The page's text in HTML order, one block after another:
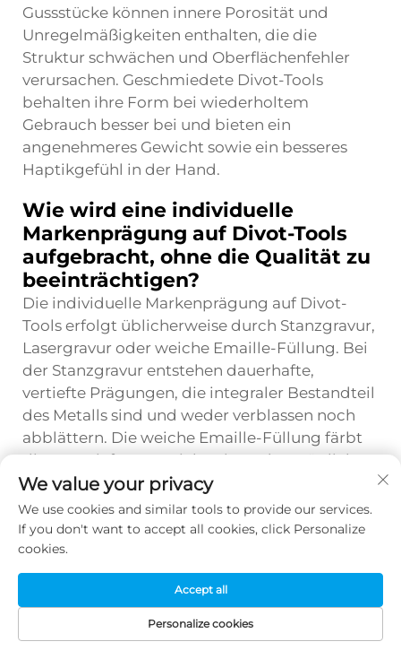
Gussstücke können innere Porosität und
Unregelmäßigkeiten enthalten, die die
Struktur schwächen und Oberflächenfehler
verursachen. Geschmiedete Divot-Tools
behalten ihre Form bei wiederholtem
Gebrauch besser bei und bieten ein
angenehmeres Gewicht sowie ein besseres
Haptikgefühl in der Hand.
Wie wird eine individuelle
Markenprägung auf Divot-Tools
aufgebracht, ohne die Qualität zu
beeinträchtigen?
Die individuelle Markenprägung auf Divot-
Tools erfolgt üblicherweise durch Stanzgravur,
Lasergravur oder weiche Emaille-Füllung. Bei
der Stanzgravur entstehen dauerhafte,
vertiefte Prägungen, die integraler Bestandteil
des Metalls sind und weder verblassen noch
abblättern. Die weiche Emaille-Füllung färbt
diese vertieften Bereiche ein und ermöglicht
so die Umsetzung von Vollfarb-Logos, ohne
das hochwertige metallische
Erscheinungsbild der fertigen Divot-Tools zu
beeinträchtigen.
Qualitätskontrollmaßnahmen
sollten Käufer bei der
We value your privacy
We use cookies and similar tools to provide our services.
If you don't want to accept all cookies, click Personalize
cookies.
Personalize cookies
Accept all